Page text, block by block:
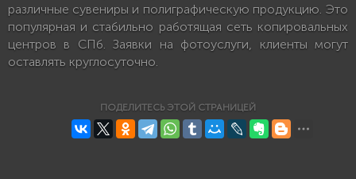
различные сувениры и полиграфическую продукцию. Это
популярная и стабильно работящая сеть копировальных
центров в СПб. Заявки на фотоуслуги, клиенты могут
оставлять круглосуточно.
ПОДЕЛИТЕСЬ ЭТОЙ СТРАНИЦЕЙ